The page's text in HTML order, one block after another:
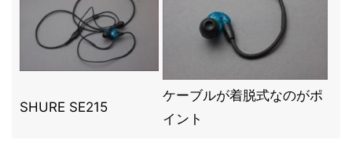
SHURE SE215
ケーブルが着脱式なのがポ
イント